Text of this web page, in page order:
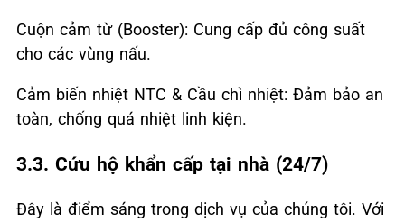
Cuộn cảm từ (Booster): Cung cấp đủ công suất
cho các vùng nấu.
Cảm biến nhiệt NTC & Cầu chì nhiệt: Đảm bảo an
toàn, chống quá nhiệt linh kiện.
3.3. Cứu hộ khẩn cấp tại nhà (24/7)
Đây là điểm sáng trong dịch vụ của chúng tôi. Với